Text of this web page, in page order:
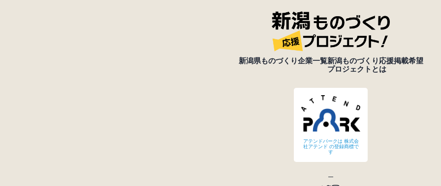
新潟県ものづくり企業一覧新潟ものづくり応援
プロジェクトとは
掲載希望
アテンドパークは 株式会
社アテンド の登録商標で
す